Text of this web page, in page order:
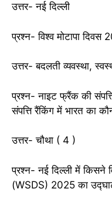
उत्तर- नई दिल्ली
प्रश्न- विश्व मोटापा दिवस
उत्तर- बदलती व्यवस्था,
प्रश्न- नाइट फ्रैंक की
संपत्ति रैंकिंग में भारत का
उत्तर- चौथा ( 4 )
प्रश्न- नई दिल्ली में किसने
(WSDS) 2025 का